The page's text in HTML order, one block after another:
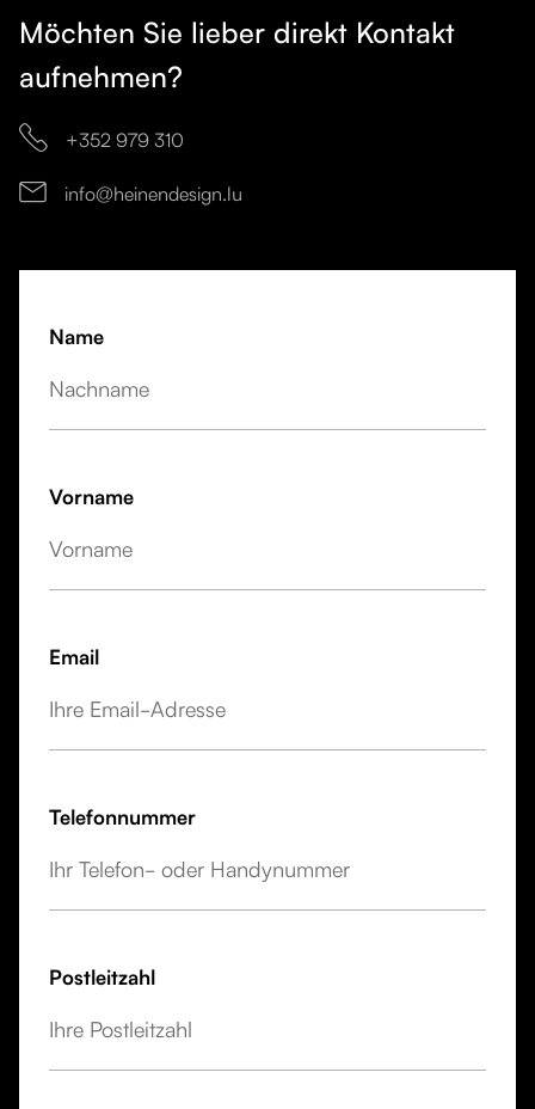
Möchten Sie lieber direkt Kontakt
aufnehmen?
 +352 979 310
 info@heinendesign.lu
Name
Vorname
Email
Telefonnummer
Postleitzahl